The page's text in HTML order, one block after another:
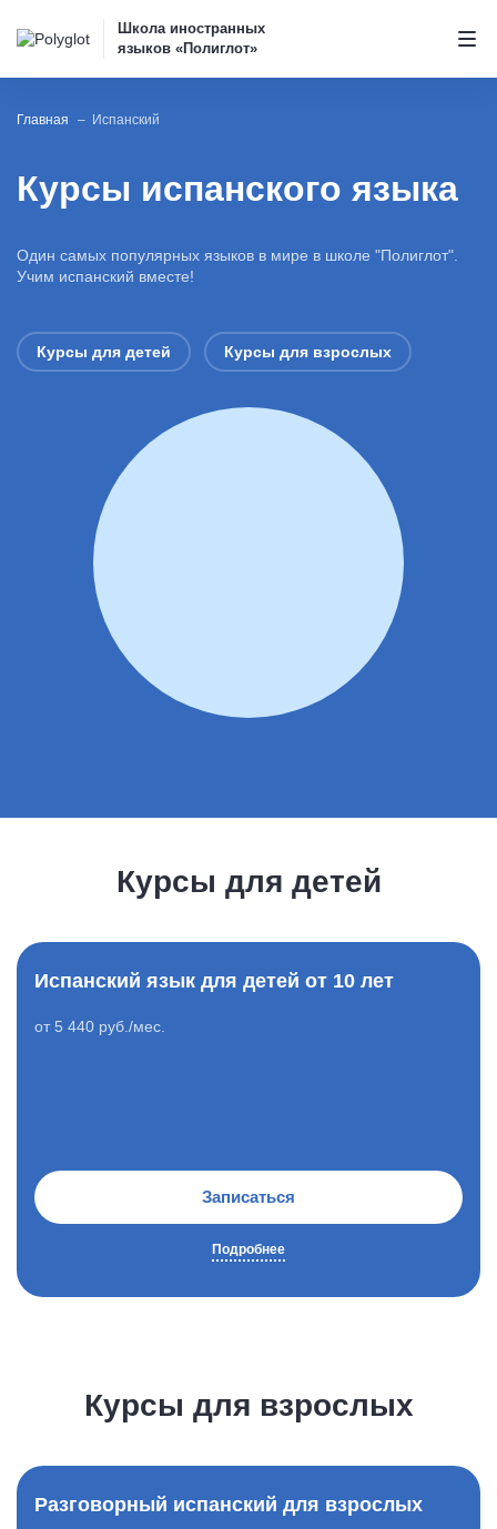
Школа иностранных
языков «Полиглот»
Главная Испанский
Курсы испанского языка
Один самых популярных языков в мире в школе "Полиглот".
Учим испанский вместе!
Курсы для детей Курсы для взрослых
Курсы для детей
Испанский язык для детей от 10 лет
от 5 440 руб./мес.
Записаться
Подробнее
Курсы для взрослых
Разговорный испанский для взрослых